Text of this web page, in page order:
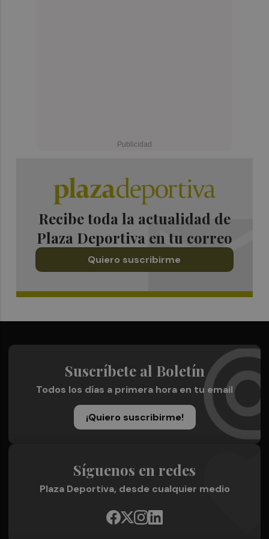
Recibe toda la actualidad de
Plaza Deportiva en tu correo
Quiero suscribirme
Suscríbete al Boletín
Todos los días a primera hora en tu email
¡Quiero suscribirme!
Síguenos en redes
Plaza Deportiva, desde cualquier medio